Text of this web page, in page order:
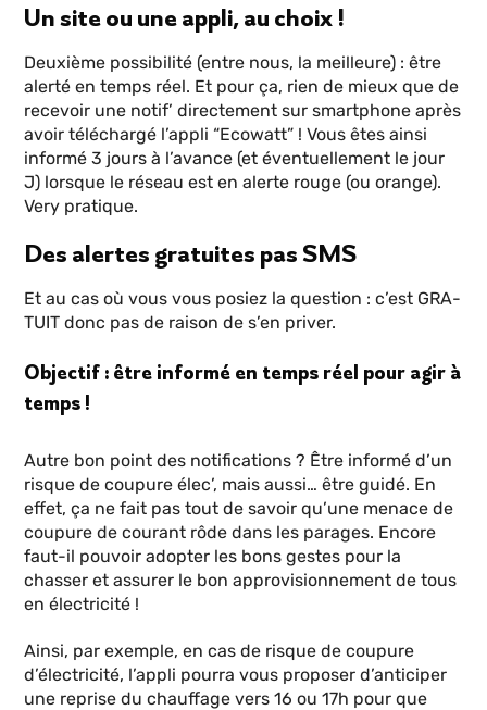
Un site ou une appli, au choix !
Deuxième possibilité (entre nous, la meilleure) : être
alerté en temps réel. Et pour ça, rien de mieux que de
recevoir une notif’ directement sur smartphone après
avoir téléchargé l’appli “Ecowatt” ! Vous êtes ainsi
informé 3 jours à l’avance (et éventuellement le jour
J) lorsque le réseau est en alerte rouge (ou orange).
Very pratique.
Des alertes gratuites pas SMS
Et au cas où vous vous posiez la question : c’est GRA-
TUIT donc pas de raison de s’en priver.
Objectif : être informé en temps réel pour agir à
temps !
Autre bon point des notifications ? Être informé d’un
risque de coupure élec’, mais aussi… être guidé. En
effet, ça ne fait pas tout de savoir qu’une menace de
coupure de courant rôde dans les parages. Encore
faut-il pouvoir adopter les bons gestes pour la
chasser et assurer le bon approvisionnement de tous
en électricité !
Ainsi, par exemple, en cas de risque de coupure
d’électricité, l’appli pourra vous proposer d’anticiper
une reprise du chauffage vers 16 ou 17h pour que